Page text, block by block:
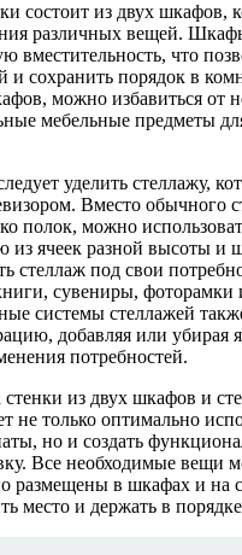
состоит из двух шкафов,
различных вещей.
вместительность, что
и сохранить порядок в
можно избавиться от
мебельные предметы
уделить стеллажу,
Вместо обычного
полок, можно
из ячеек разной высоты
стеллаж под свои
сувениры, фоторамки
системы стеллажей
добавляя или убирая
потребностей.
стенки из двух шкафов и
не только оптимально
но и создать
Все необходимые вещи
размещены в шкафах и на
место и держать в